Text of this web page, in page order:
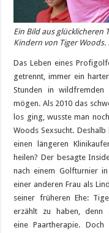
Ein Bild aus glücklicheren
Kindern von Tiger
Das Leben eines
getrennt, immer ein
Stunden in wildfremden
mögen. Als 2010 das
los ging, wusste man
Woods Sexsucht.
einen längeren
heilen? Der besagte
nach einem Golfturnier
einer anderen Frau als
seiner früheren Ehe:
erzählt zu haben, denn
eine Paartherapie.